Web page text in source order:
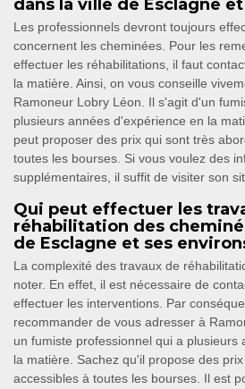
dans la ville de Esclagne
Les professionnels devront toujours
concernent les cheminées. Pour les
effectuer les réhabilitations, il faut
la matière. Ainsi, on vous conseille
Ramoneur Lobry Léon. Il s'agit d'un
plusieurs années d'expérience en la
peut proposer des prix qui sont très
toutes les bourses. Si vous voulez des
supplémentaires, il suffit de visiter son
Qui peut effectuer les
réhabilitation des
de Esclagne et ses
La complexité des travaux de
noter. En effet, il est nécessaire de
effectuer les interventions. Par
recommander de vous adresser à
un fumiste professionnel qui a plusieurs
la matière. Sachez qu'il propose des
accessibles à toutes les bourses. Il est